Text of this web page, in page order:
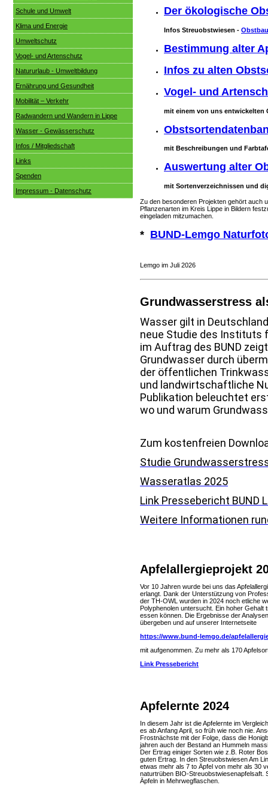
Schule und Umwelt
Klima und Energie
Umweltschutz
Vogel- und Artenschutz
Natururlaub - Umweltbildung
Ernährung und Gesundheit
Mobilität – Verkehr
Radwandern und Wandern in Lippe
Wasser - Gewässerschutz
Infos / Mitgliedschaft
Links
Spenden
Impressum - Datenschutz
Der ökologische
Infos Streuobstwiesen -
Bestimmung alter
Infos zu alten
Vogel- und
mit einem von uns entwickelten
mit Beschreibungen und
Auswertung alter
mit Sortenverzeichnissen und
Zu den besonderen Projekten gehört auch
Pflanzenarten im Kreis Lippe in Bildern
eingeladen mitzumachen.
* BUND-Lemgo
Lemgo im Juli 2026
Grundwasserstress
Wasser gilt in
neue Studie des Instituts
im Auftrag des BUND
Grundwasser durch
der öffentlichen
und landwirtschaftliche
Publikation beleuchtet
wo und warum
Zum kostenfreien
Studie
Wasseratlas 2025
Link Pressebericht BUND
Weitere Informationen
Apfelallergieprojekt
Vor 10 Jahren wurde bei uns das
erlangt. Dank der Unterstützung von
der TH-OWL wurden in 2024 noch etliche
Polyphenolen untersucht. Ein hoher Gehalt
essen können. Die Ergebnisse der
übergeben und auf unserer Internetseite
https://www.bund-lemgo.de/
mit aufgenommen. Zu mehr als 170
Link Pressebericht
Apfelernte 2024
In diesem Jahr ist die Apfelernte im
es ab Anfang April, so früh wie noch nie.
Frostnächste mit der Folge, dass die
jahren auch der Bestand an Hummeln
Der Ertrag einiger Sorten wie z.B. Roter
guten Ertrag. In den Streuobstwiesen Am
etwas mehr als 7 to Äpfel von mehr als 30
naturtrüben BIO-Streuobstwiesenapfelsaft.
Äpfeln in Mehrwegflaschen.